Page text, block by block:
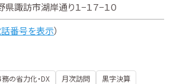
県諏訪市湖岸通り１−１７−１０
番号を表示）
の省力化・DX 月次訪問
黒字決算